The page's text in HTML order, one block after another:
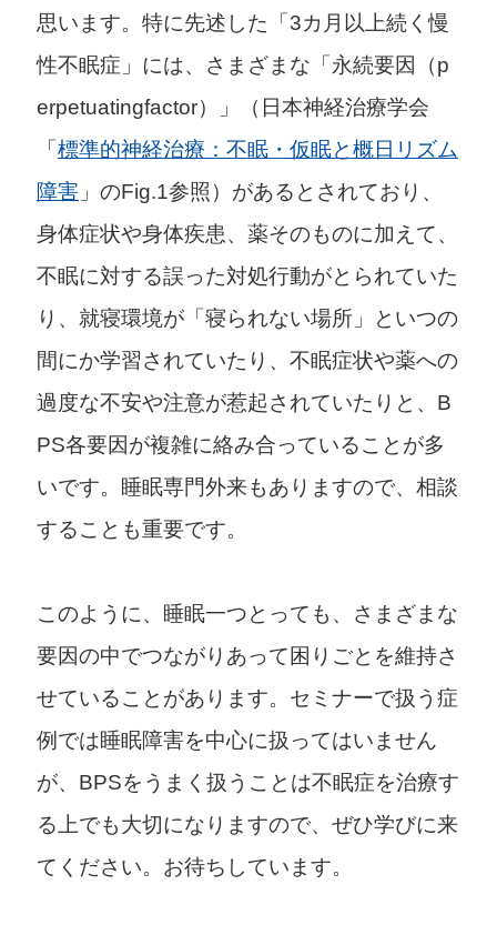
思います。特に先述した「3カ月以上続く慢
性不眠症」には、さまざまな「永続要因（p
erpetuatingfactor）」（日本神経治療学会
「 標準的神経治療：不眠・仮眠と概日リズム
障害 」のFig.1参照）があるとされており、
身体症状や身体疾患、薬そのものに加えて、
不眠に対する誤った対処行動がとられていた
り、就寝環境が「寝られない場所」といつの
間にか学習されていたり、不眠症状や薬への
過度な不安や注意が惹起されていたりと、B
PS各要因が複雑に絡み合っていることが多
いです。睡眠専門外来もありますので、相談
することも重要です。
このように、睡眠一つとっても、さまざまな
要因の中でつながりあって困りごとを維持さ
せていることがあります。セミナーで扱う症
例では睡眠障害を中心に扱ってはいません
が、BPSをうまく扱うことは不眠症を治療す
る上でも大切になりますので、ぜひ学びに来
てください。お待ちしています。